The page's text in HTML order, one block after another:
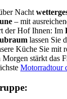
Nacht
– mit
der Hof Ihnen: Im
lassen Sie
Küche Sie mit
stärkt das
Motorradtour